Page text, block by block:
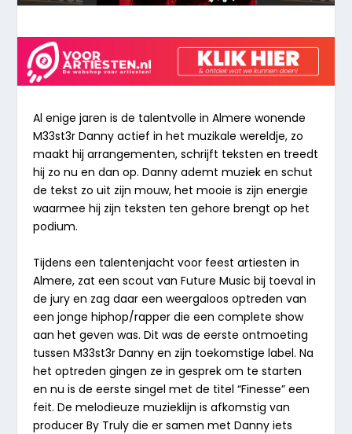
Al enige jaren is de talentvolle in Almere wonende
M33st3r Danny actief in het muzikale wereldje, zo
maakt hij arrangementen, schrijft teksten en treedt
hij zo nu en dan op. Danny ademt muziek en schut
de tekst zo uit zijn mouw, het mooie is zijn energie
waarmee hij zijn teksten ten gehore brengt op het
podium.
Tijdens een talentenjacht voor feest artiesten in
Almere, zat een scout van Future Music bij toeval in
de jury en zag daar een weergaloos optreden van
een jonge hiphop/rapper die een complete show
aan het geven was. Dit was de eerste ontmoeting
tussen M33st3r Danny en zijn toekomstige label. Na
het optreden gingen ze in gesprek om te starten
en nu is de eerste singel met de titel “Finesse” een
feit. De melodieuze muzieklijn is afkomstig van
producer By Truly die er samen met Danny iets